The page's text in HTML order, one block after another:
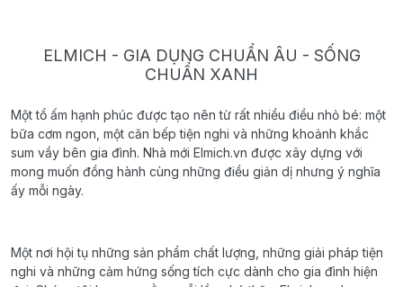
ELMICH - GIA DỤNG CHUẨN ÂU - SỐNG
CHUẨN XANH
Một tổ ấm hạnh phúc được tạo nên từ rất nhiều điều nhỏ bé: một
bữa cơm ngon, một căn bếp tiện nghi và những khoảnh khắc
sum vầy bên gia đình. Nhà mới Elmich.vn được xây dựng với
mong muốn đồng hành cùng những điều giản dị nhưng ý nghĩa
ấy mỗi ngày.
Một nơi hội tụ những sản phẩm chất lượng, những giải pháp tiện
nghi và những cảm hứng sống tích cực dành cho gia đình hiện